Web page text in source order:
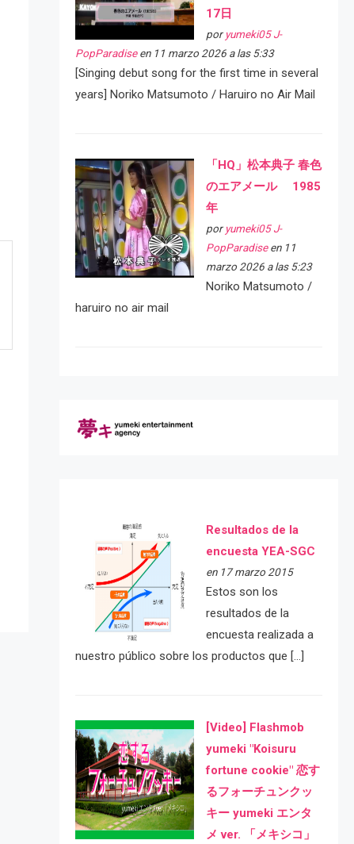
17日
por yumeki05 J-
PopParadiseen 11 marzo 2026 a las 5:33
[Singing debut song for the first time in several
years] Noriko Matsumoto / Haruiro no Air Mail
「HQ」松本典子 春色
のエアメール 1985
年
por yumeki05 J-
PopParadiseen 11
marzo 2026 a las 5:23
Noriko Matsumoto /
haruiro no air mail
Resultados de la
encuesta YEA-SGC
en 17 marzo 2015
Estos son los
resultados de la
encuesta realizada a
nuestro público sobre los productos que […]
[Video] Flashmob
yumeki "Koisuru
fortune cookie" 恋す
るフォーチュンクッ
キー yumeki エンタ
メ ver. 「メキシコ」